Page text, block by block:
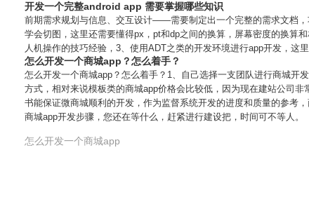
开发一个完整android app 需要掌握哪些知识
前期需求规划与信息、交互设计——需要制定出一个完整的需求文档
学会切图，这里还需要懂得px，pt和dp之间的换算，屏幕密度的换算
人机操作的技巧经验，3、使用ADT之类的开发环境进行app开发，这
怎么开发一个商城app？怎么着手？
怎么开发一个商城app？怎么着手？1、自己选择一支团队进行商城开
方式，相对来说模板类的商城app价格会比较低，因为现在建站公司
书能保证微商城顺利的开发，作为监督系统开发的进度和质量的参考
商城app开发步骤，您还在等什么，赶紧进行建设把，时间可不等人。
怎么开发一个商城app